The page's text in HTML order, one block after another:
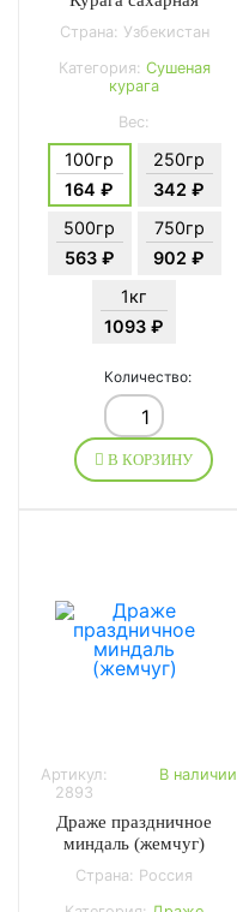
Страна: Узбекистан
Категория: Сушеная
курага
Вес:
100гр
164 ₽
250гр
342 ₽
500гр
563 ₽
750гр
902 ₽
1кг
1093 ₽
Количество:
В КОРЗИНУ
Артикул:
2893
В наличии
Драже праздничное
миндаль (жемчуг)
Страна: Россия